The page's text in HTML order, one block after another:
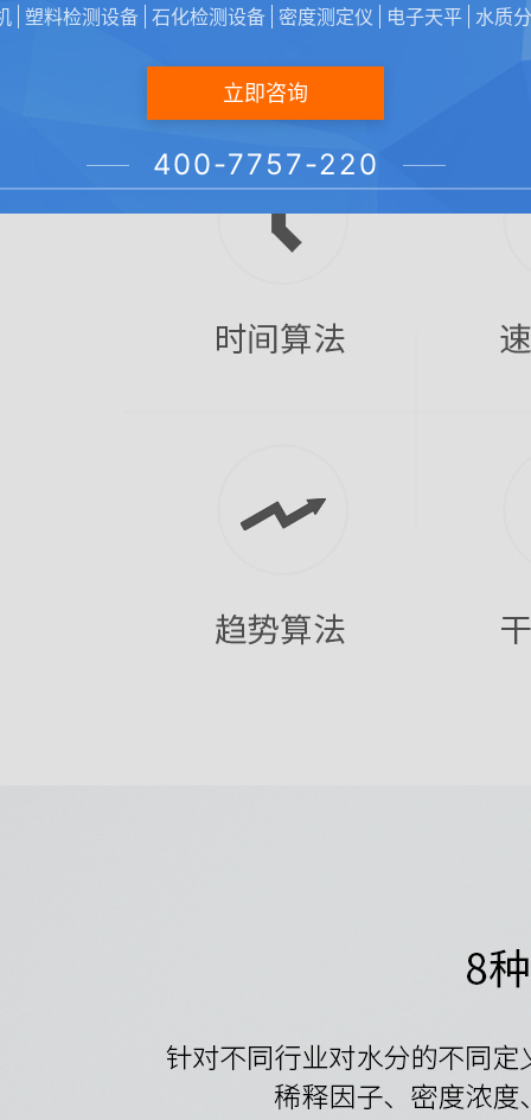
塑料检测设备 石化检测设备 密度测定仪 电子天平 水质
立即咨询
400-7757-220